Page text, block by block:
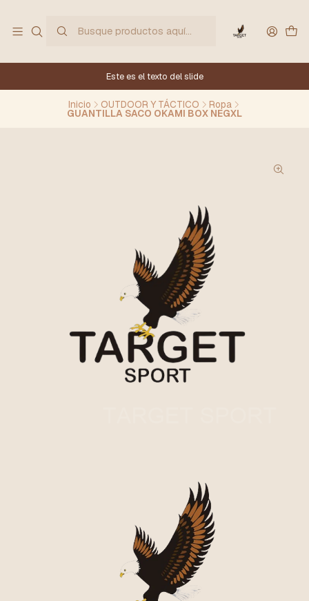
Este es el texto del slide
Inicio OUTDOOR Y TÁCTICO Ropa
GUANTILLA SACO OKAMI BOX NEGXL